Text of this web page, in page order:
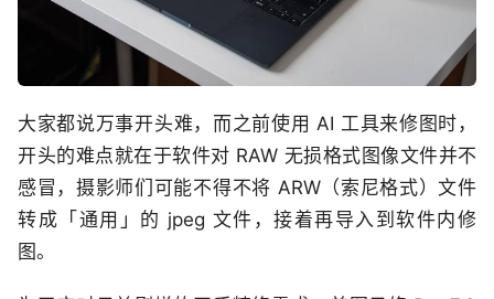
大家都说万事开头难，而之前使用 AI 工具来修图时，
开头的难点就在于软件对 RAW 无损格式图像文件并不
感冒，摄影师们可能不得不将 ARW（索尼格式）文件
转成「通用」的 jpeg 文件，接着再导入到软件内修
图。